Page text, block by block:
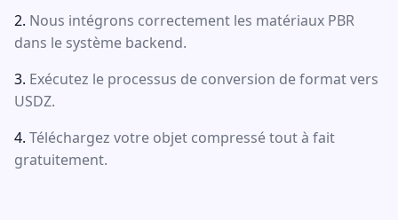
Nous intégrons correctement les matériaux PBR
dans le système backend.
Exécutez le processus de conversion de format vers
USDZ.
Téléchargez votre objet compressé tout à fait
gratuitement.